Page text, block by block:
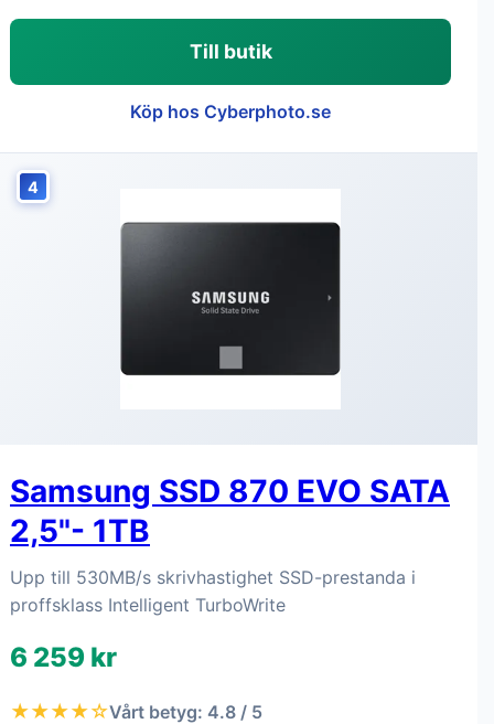
Till butik
Köp hos Cyberphoto.se
4
Samsung SSD 870 EVO SATA
2,5"- 1TB
Upp till 530MB/s skrivhastighet SSD-prestanda i
proffsklass Intelligent TurboWrite
6 259 kr
★★★★☆Vårt betyg: 4.8 / 5